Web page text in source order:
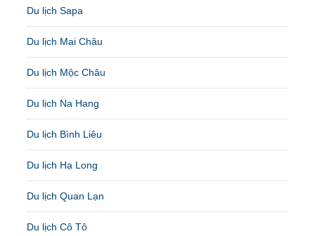
Du lịch Sapa
Du lịch Mai Châu
Du lịch Mộc Châu
Du lịch Na Hang
Du lịch Bình Liêu
Du lịch Hạ Long
Du lịch Quan Lạn
Du lịch Cô Tô